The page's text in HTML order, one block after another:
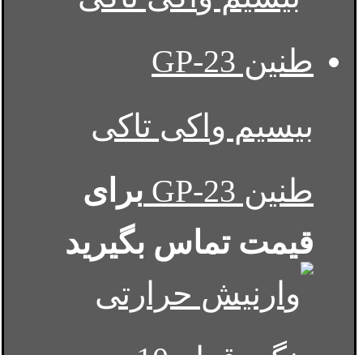
بیسیم واکی تاکی
طنین GP-23
برای
قیمت تماس بگیرید